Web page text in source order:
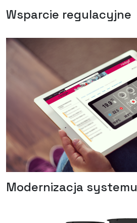
Wsparcie regulacyjne
Modernizacja systemu